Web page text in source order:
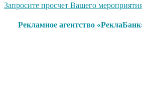
Запросите просчет Вашего
Рекламное агентство